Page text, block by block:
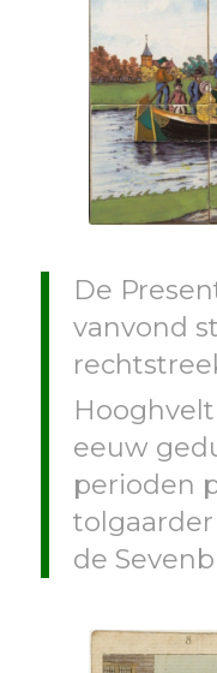
De
vanvond
eeuw
perioden
tolgaarder
de